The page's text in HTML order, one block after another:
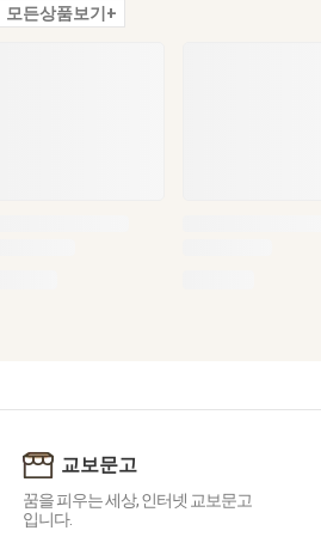
모든상품보기+
교보문고
꿈을 피우는 세상, 인터넷 교보문고
입니다.